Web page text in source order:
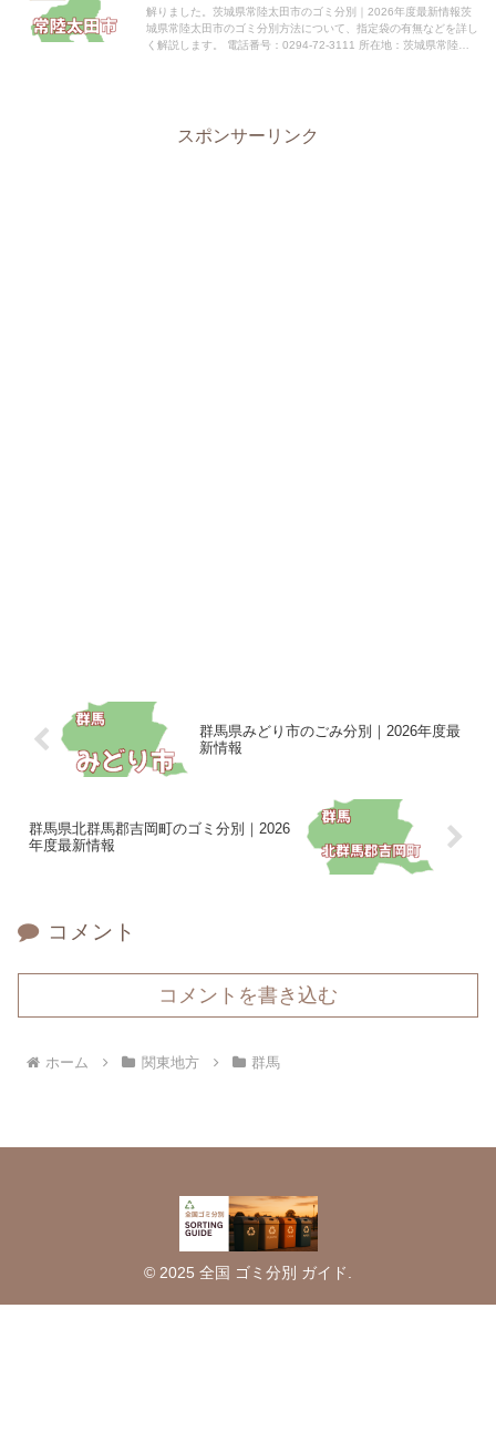
解りました。茨城県常陸太田市のゴミ分別｜2026年度最新情報茨
城県常陸太田市のゴミ分別方法について、指定袋の有無などを詳し
く解説します。 電話番号：0294-72-3111 所在地：茨城県常陸太
スポンサーリンク
群馬県みどり市のごみ分別｜2026年度最
新情報
群馬県北群馬郡吉岡町のゴミ分別｜2026
年度最新情報
コメント
コメントを書き込む
ホーム 関東地方 群馬
© 2025 全国 ゴミ分別 ガイド.